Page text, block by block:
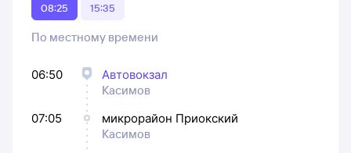
08:25 15:35
По местному времени
06:50
Автовокзал
Касимов
07:05
микрорайон Приокский
Касимов